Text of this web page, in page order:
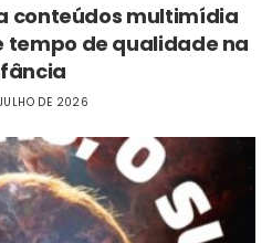
conteúdos multimídia
de qualidade na
DE 2026